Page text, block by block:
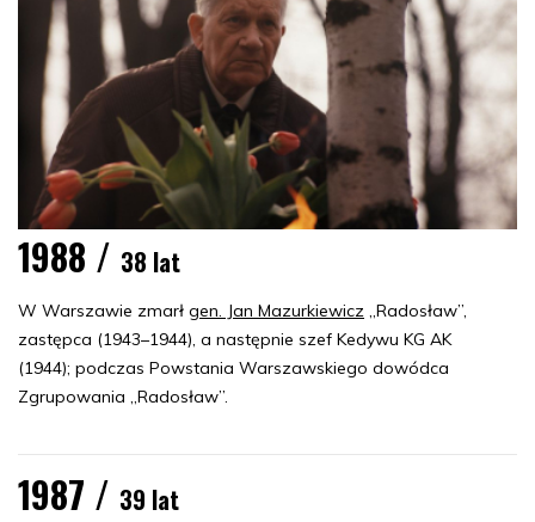
1988 / 38 lat
W Warszawie zmarł gen. Jan Mazurkiewicz „Radosław”,
zastępca (1943–1944), a następnie szef Kedywu KG AK
(1944); podczas Powstania Warszawskiego dowódca
Zgrupowania „Radosław”.
1987 / 39 lat